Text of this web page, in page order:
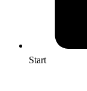
Start